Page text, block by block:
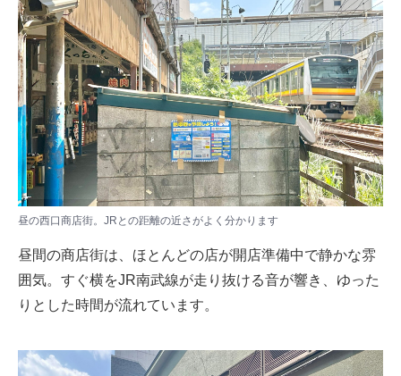
昼の西口商店街。JRとの距離の近さがよく分かります
昼間の商店街は、ほとんどの店が開店準備中で静かな雰
囲気。すぐ横をJR南武線が走り抜ける音が響き、ゆった
りとした時間が流れています。